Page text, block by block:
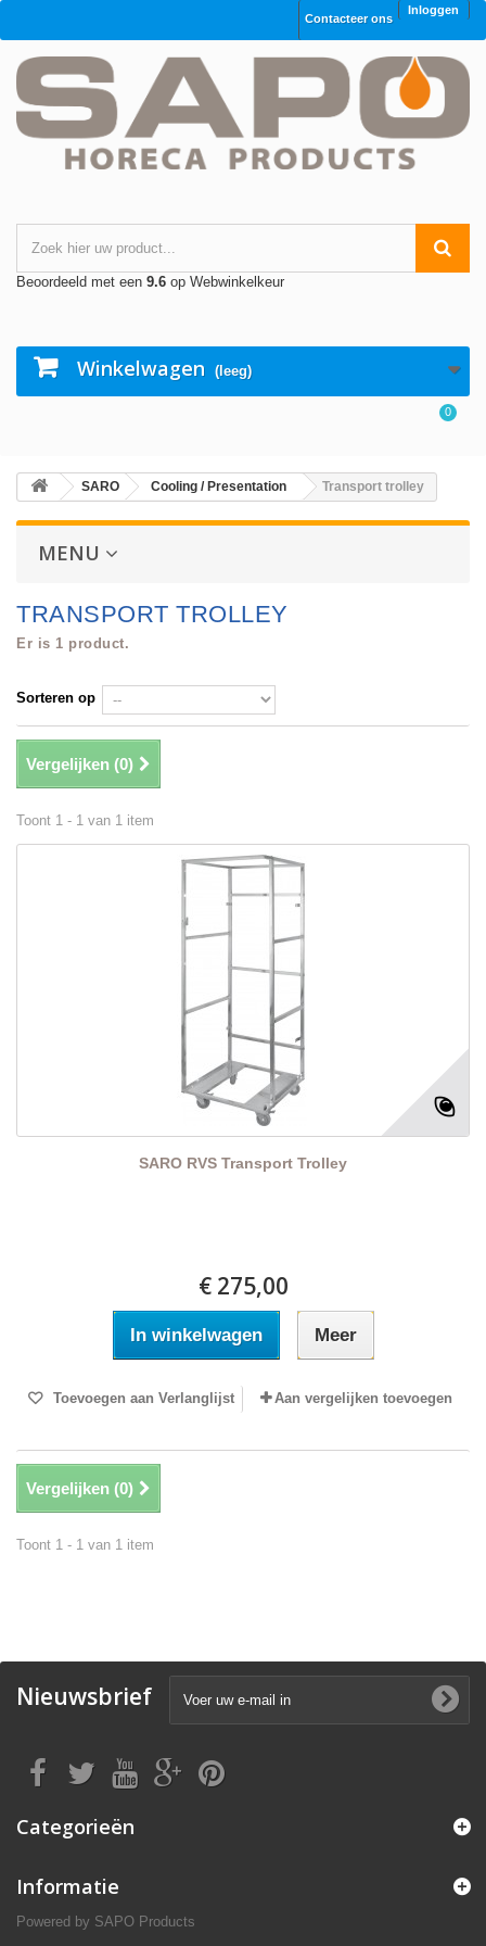
Inloggen
Contacteer ons
Beoordeeld met een 9.6 op Webwinkelkeur
Winkelwagen (leeg)
0
SARO Cooling / Presentation Transport trolley
MENU
TRANSPORT TROLLEY
Er is 1 product.
Sorteren op
Vergelijken (0)
Toont 1 - 1 van 1 item
SARO RVS Transport Trolley
€ 275,00
In winkelwagen Meer
Toevoegen aan Verlanglijst Aan vergelijken toevoegen
Vergelijken (0)
Toont 1 - 1 van 1 item
Nieuwsbrief
Categorieën
Informatie
Powered by SAPO Products